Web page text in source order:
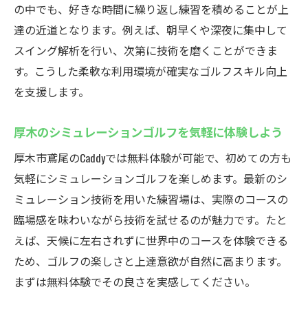
の中でも、好きな時間に繰り返し練習を積めることが上
達の近道となります。例えば、朝早くや深夜に集中して
スイング解析を行い、次第に技術を磨くことができま
す。こうした柔軟な利用環境が確実なゴルフスキル向上
を支援します。
厚木のシミュレーションゴルフを気軽に体験しよう
厚木市鳶尾のCaddyでは無料体験が可能で、初めての方も
気軽にシミュレーションゴルフを楽しめます。最新のシ
ミュレーション技術を用いた練習場は、実際のコースの
臨場感を味わいながら技術を試せるのが魅力です。たと
えば、天候に左右されずに世界中のコースを体験できる
ため、ゴルフの楽しさと上達意欲が自然に高まります。
まずは無料体験でその良さを実感してください。